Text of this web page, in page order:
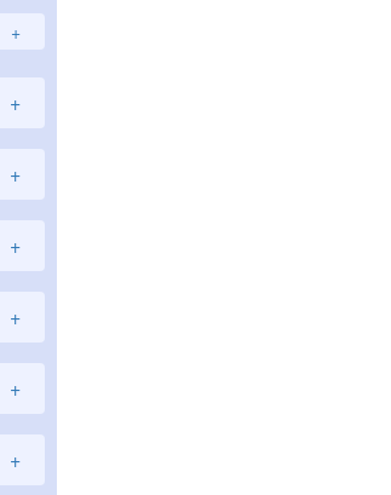
+
+
+
+
+
+
+